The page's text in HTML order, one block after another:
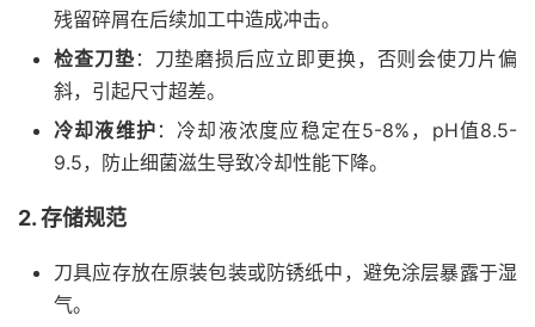
残留碎屑在后续加工中造成冲击。
检查刀垫：刀垫磨损后应立即更换，否则会使刀片偏
斜，引起尺寸超差。
冷却液维护 ：冷却液浓度应稳定在5-8%，pH值8.5-
9.5，防止细菌滋生导致冷却性能下降。
2. 存储规范
刀具应存放在原装包装或防锈纸中，避免涂层暴露于湿
气。